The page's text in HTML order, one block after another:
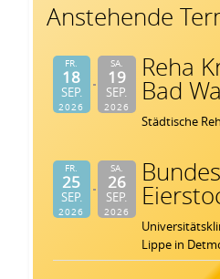
Anstehende
FR.
18
SEP.
2026
SA.
19
SEP.
2026
Reha
Bad
Städtische
FR.
25
SEP.
2026
SA.
26
SEP.
2026
Lippe in